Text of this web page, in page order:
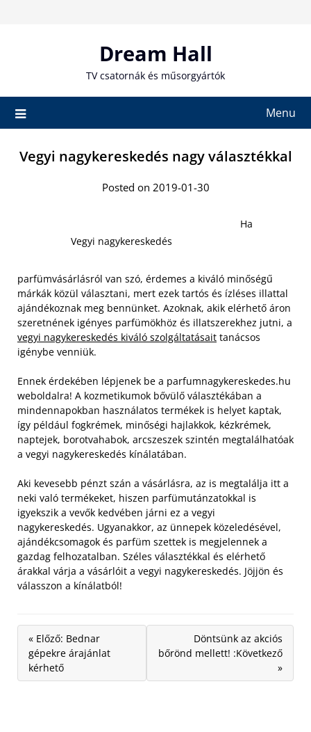
Dream Hall
TV csatornák és műsorgyártók
Menu
Vegyi nagykereskedés nagy választékkal
Posted on 2019-01-30
Vegyi nagykereskedés
Ha
parfümvásárlásról van szó, érdemes a kiváló minőségű
márkák közül választani, mert ezek tartós és ízléses illattal
ajándékoznak meg bennünket. Azoknak, akik elérhető áron
szeretnének igényes parfümökhöz és illatszerekhez jutni, a
vegyi nagykereskedés kiváló szolgáltatásait tanácsos
igénybe venniük.
Ennek érdekében lépjenek be a parfumnagykereskedes.hu
weboldalra! A kozmetikumok bővülő választékában a
mindennapokban használatos termékek is helyet kaptak,
így például fogkrémek, minőségi hajlakkok, kézkrémek,
naptejek, borotvahabok, arcszeszek szintén megtalálhatóak
a vegyi nagykereskedés kínálatában.
Aki kevesebb pénzt szán a vásárlásra, az is megtalálja itt a
neki való termékeket, hiszen parfümutánzatokkal is
igyekszik a vevők kedvében járni ez a vegyi
nagykereskedés. Ugyanakkor, az ünnepek közeledésével,
ajándékcsomagok és parfüm szettek is megjelennek a
gazdag felhozatalban. Széles választékkal és elérhető
árakkal várja a vásárlóit a vegyi nagykereskedés. Jöjjön és
válasszon a kínálatból!
« Előző: Bednar
gépekre árajánlat
kérhető
Döntsünk az akciós
bőrönd mellett! :Következő
»